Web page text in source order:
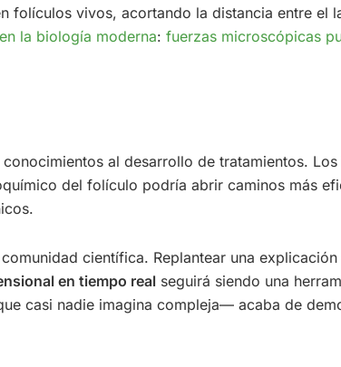
folículos vivos, acortando la distancia entre el
la biología moderna: fuerzas microscópicas
al desarrollo de tratamientos.
del folículo podría abrir caminos más
científica. Replantear una
en tiempo real seguirá siendo una
casi nadie imagina compleja— acaba de